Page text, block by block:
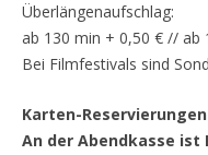
Überlängenaufschlag:
ab 130 min + 0,50 € // ab
Bei Filmfestivals sind
Karten-
An der Abendkasse ist